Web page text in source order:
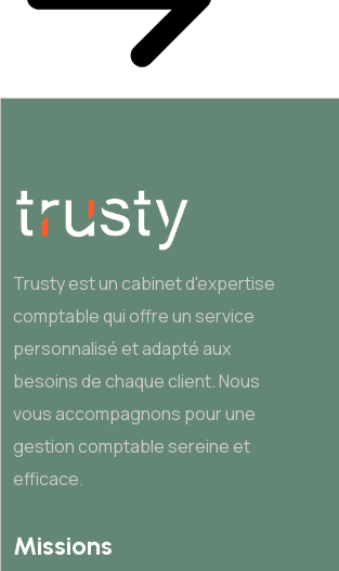
Trusty est un cabinet d'expertise
comptable qui offre un service
personnalisé et adapté aux
besoins de chaque client. Nous
vous accompagnons pour une
gestion comptable sereine et
efficace.
Missions